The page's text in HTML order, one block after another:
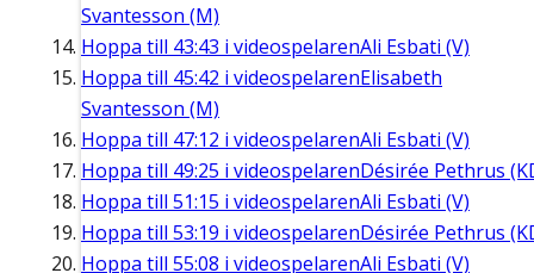
Svantesson (M)
Hoppa till 43:43 i videospelarenAli Esbati (V)
Hoppa till 45:42 i videospelarenElisabeth
Svantesson (M)
Hoppa till 47:12 i videospelarenAli Esbati (V)
Hoppa till 49:25 i videospelarenDésirée Pethrus
Hoppa till 51:15 i videospelarenAli Esbati (V)
Hoppa till 53:19 i videospelarenDésirée Pethrus
Hoppa till 55:08 i videospelarenAli Esbati (V)